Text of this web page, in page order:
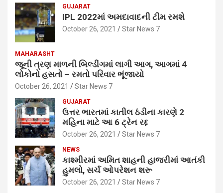
GUJARAT
IPL 2022માં અમદાવાદની ટીમ રમશે
October 26, 2021 Star News 7
MAHARASHT
જૂની ત્રણ માળની બિલ્ડીંગમાં લાગી આગ, આગમાં 4
લોકોનો હસતો – રમતો પરિવાર ભૂંજાયો
October 26, 2021 Star News 7
GUJARAT
ઉત્તર ભારતમાં કાતીલ ઠંડીના કારણે 2
મહિના માટે આ 6 ટ્રેન રદ્દ
October 26, 2021 Star News 7
NEWS
કાશ્મીરમાં અમિત શાહની હાજરીમાં આતંકી
હુમલો, સર્ચ ઓપરેશન શરૂ
October 26, 2021 Star News 7